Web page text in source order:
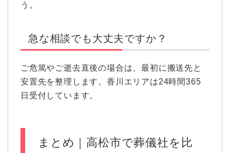
う。
急な相談でも大丈夫ですか？
ご危篤やご逝去直後の場合は、最初に搬送先と
安置先を整理します。香川エリアは24時間365
日受付しています。
まとめ｜高松市で葬儀社を比